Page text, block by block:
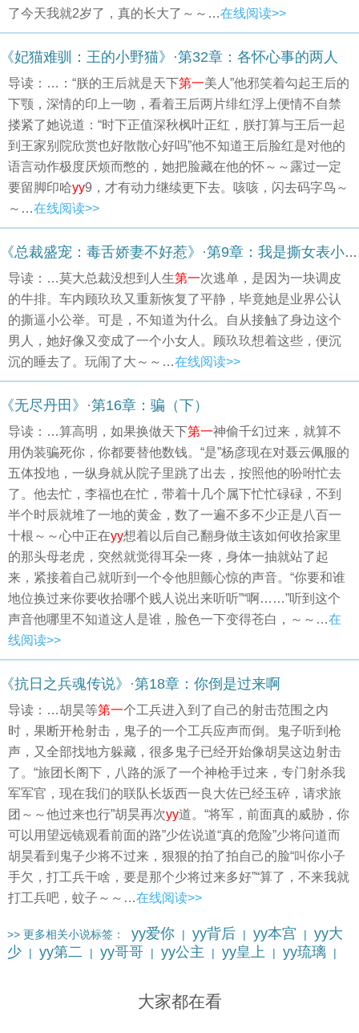
了今天我就2岁了，真的长大了～～…在线阅读>>
《妃猫难驯：王的小野猫》·第32章：各怀心事的两人
导读：…：“朕的王后就是天下第一美人”他邪笑着勾起王后的
下颚，深情的印上一吻，看着王后两片绯红浮上便情不自禁
搂紧了她说道：“时下正值深秋枫叶正红，朕打算与王后一起
到王家别院欣赏也好散散心好吗”他不知道王后脸红是对他的
语言动作极度厌烦而憋的，她把脸藏在他的怀～～露过一定
要留脚印哈yy9，才有动力继续更下去。咳咳，闪去码字鸟～
～…在线阅读>>
《总裁盛宠：毒舌娇妻不好惹》·第9章：我是撕女表小公举
导读：…莫大总裁没想到人生第一次逃单，是因为一块调皮
的牛排。车内顾玖玖又重新恢复了平静，毕竟她是业界公认
的撕逼小公举。可是，不知道为什么。自从接触了身边这个
男人，她好像又变成了一个小女人。顾玖玖想着这些，便沉
沉的睡去了。玩闹了大～～…在线阅读>>
《无尽丹田》·第16章：骗（下）
导读：…算高明，如果换做天下第一神偷千幻过来，就算不
用伪装骗死你，你都要替他数钱。“是”杨彦现在对聂云佩服的
五体投地，一纵身就从院子里跳了出去，按照他的吩咐忙去
了。他去忙，李福也在忙，带着十几个属下忙忙碌碌，不到
半个时辰就堆了一地的黄金，数了一遍不多不少正是八百一
十根～～心中正在yy想着以后自己翻身做主该如何收拾家里
的那头母老虎，突然就觉得耳朵一疼，身体一抽就站了起
来，紧接着自己就听到一个令他胆颤心惊的声音。“你要和谁
地位换过来你要收拾哪个贱人说出来听听”“啊……”听到这个
声音他哪里不知道这人是谁，脸色一下变得苍白，～～…在
线阅读>>
《抗日之兵魂传说》·第18章：你倒是过来啊
导读：…胡昊等第一个工兵进入到了自己的射击范围之内
时，果断开枪射击，鬼子的一个工兵应声而倒。鬼子听到枪
声，又全部找地方躲藏，很多鬼子已经开始像胡昊这边射击
了。“旅团长阁下，八路的派了一个神枪手过来，专门射杀我
军军官，现在我们的联队长坂西一良大佐已经玉碎，请求旅
团～～他过来也行”胡昊再次yy道。“将军，前面真的威胁，你
可以用望远镜观看前面的路”少佐说道“真的危险”少将问道而
胡昊看到鬼子少将不过来，狠狠的拍了拍自己的脸“叫你小子
手欠，打工兵干啥，要是那个少将过来多好”“算了，不来我就
打工兵吧，蚊子～～…在线阅读>>
>> 更多相关小说标签： yy爱你 | yy背后 | yy本宫 |
yy大
少
| yy第二 | yy哥哥 | yy公主 | yy皇上 | yy琉璃 |
大家都在看